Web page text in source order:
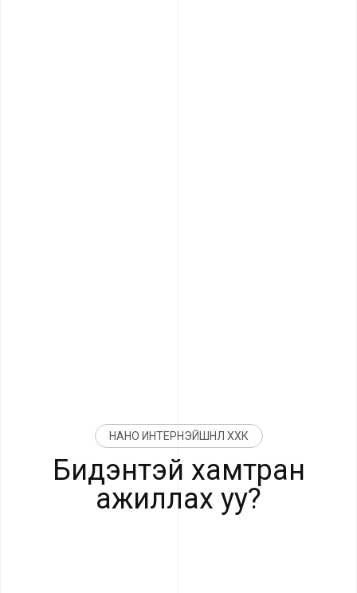
НАНО ИНТЕРНЭЙШНЛ ХХК
Бидэнтэй хамтран
ажиллах уу?